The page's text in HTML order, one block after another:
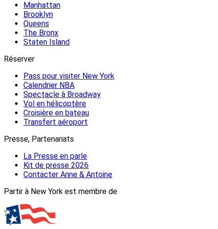
Manhattan
Brooklyn
Queens
The Bronx
Staten Island
Réserver
Pass pour visiter New York
Calendrier NBA
Spectacle à Broadway
Vol en hélicoptère
Croisière en bateau
Transfert aéroport
Presse, Partenariats
La Presse en parle
Kit de presse 2026
Contacter Anne & Antoine
Partir à New York est membre de